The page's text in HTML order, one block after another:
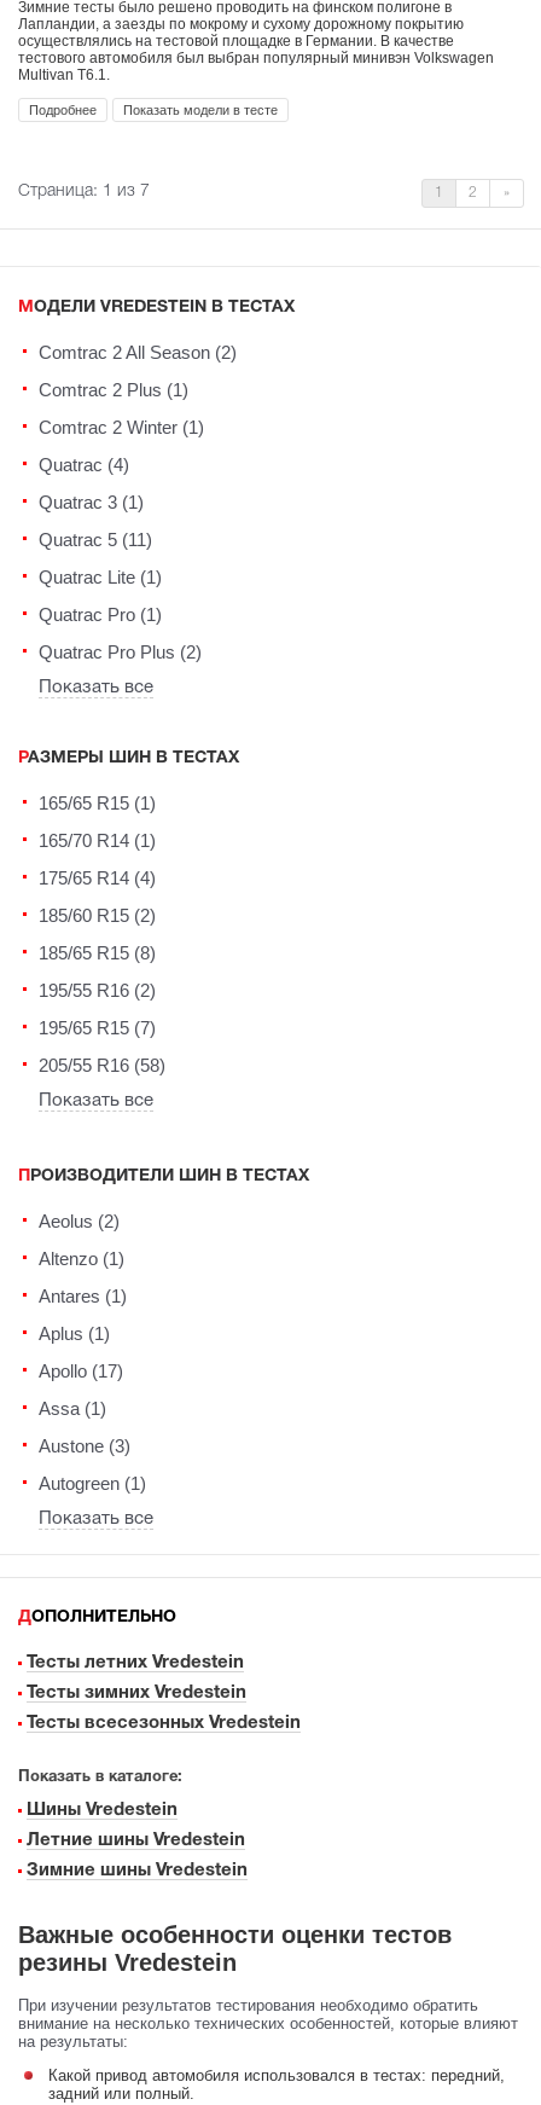
Зимние тесты было решено проводить на финском полигоне в
Лапландии, а заезды по мокрому и сухому дорожному покрытию
осуществлялись на тестовой площадке в Германии. В качестве
тестового автомобиля был выбран популярный минивэн Volkswagen
Multivan T6.1.
Подробнее Показать модели в тесте
Страница: 1 из 7 1 2 »
МОДЕЛИ VREDESTEIN В ТЕСТАХ
Comtrac 2 All Season (2)
Comtrac 2 Plus (1)
Comtrac 2 Winter (1)
Quatrac (4)
Quatrac 3 (1)
Quatrac 5 (11)
Quatrac Lite (1)
Quatrac Pro (1)
Quatrac Pro Plus (2)
Показать все
РАЗМЕРЫ ШИН В ТЕСТАХ
165/65 R15 (1)
165/70 R14 (1)
175/65 R14 (4)
185/60 R15 (2)
185/65 R15 (8)
195/55 R16 (2)
195/65 R15 (7)
205/55 R16 (58)
Показать все
ПРОИЗВОДИТЕЛИ ШИН В ТЕСТАХ
Aeolus (2)
Altenzo (1)
Antares (1)
Aplus (1)
Apollo (17)
Assa (1)
Austone (3)
Autogreen (1)
Показать все
ДОПОЛНИТЕЛЬНО
Тесты летних Vredestein
Тесты зимних Vredestein
Тесты всесезонных Vredestein
Показать в каталоге:
Шины Vredestein
Летние шины Vredestein
Зимние шины Vredestein
Важные особенности оценки тестов
резины Vredestein
При изучении результатов тестирования необходимо обратить
внимание на несколько технических особенностей, которые влияют
на результаты:
Какой привод автомобиля использовался в тестах: передний,
задний или полный.